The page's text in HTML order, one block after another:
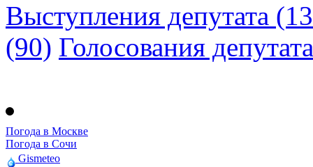
Выступления депутата
(90) Голосования депутата
Погода в Москве
Погода в Сочи
Gismeteo